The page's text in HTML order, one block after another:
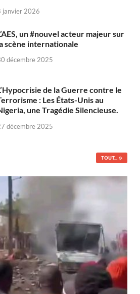
janvier 2026
un #nouvel acteur majeur sur
scène internationale
décembre 2025
de la Guerre contre le
: Les États-Unis au
une Tragédie Silencieuse.
décembre 2025
TOUT...